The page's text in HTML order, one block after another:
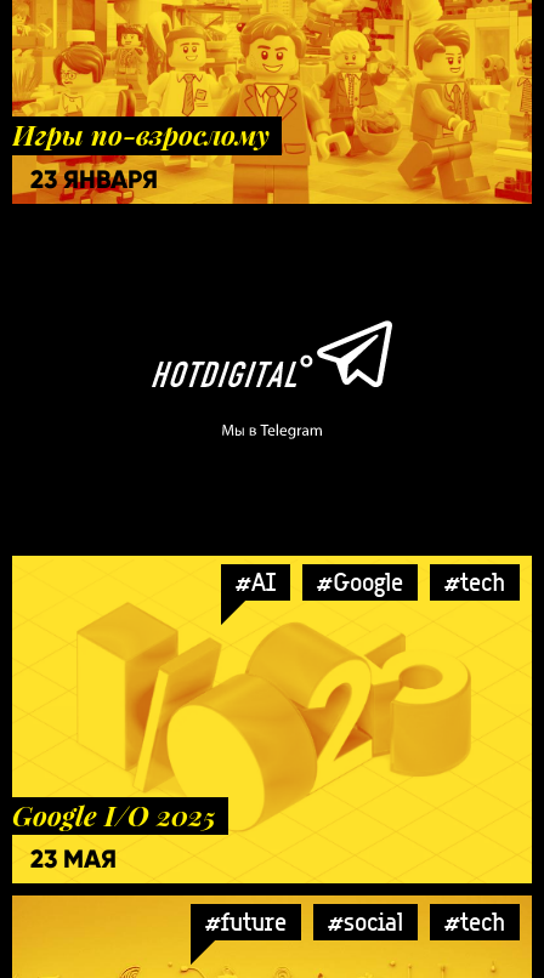
Игры по-взрослому
23 ЯНВАРЯ
#AI #Google #tech
Google I/O 2025
23 МАЯ
#future #social #tech